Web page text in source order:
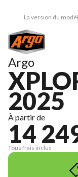
La version du
Argo
2025
À partir de
14
Tous frais inclus